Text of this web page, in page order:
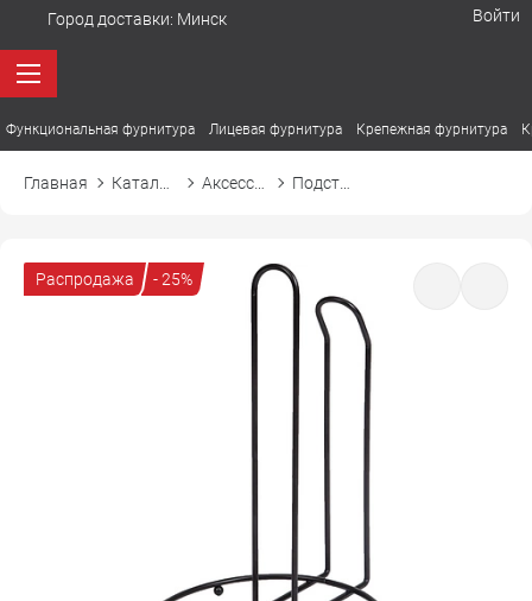
Город доставки: Минск Войти
Функциональная фурнитура Лицевая фурнитура Крепежная фурнитура
Главная
Распродажа - 25%